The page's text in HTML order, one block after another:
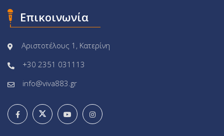
Επικοινωνία
Αριστοτέλους 1, Κατερίνη
+30 2351 031113
info@viva883.gr